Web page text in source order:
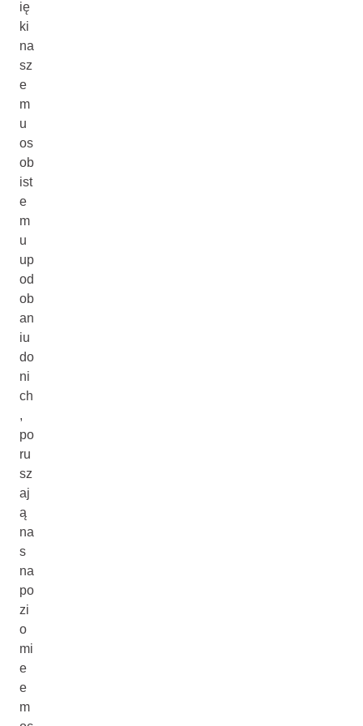
ię
ki
na
sz
e
m
u
os
ob
ist
e
m
u
up
od
ob
an
iu
do
ni
ch
,
po
ru
sz
aj
ą
na
s
na
po
zi
o
mi
e
e
m